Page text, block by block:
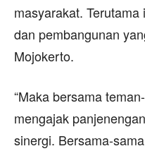
masyarakat.
dan pembangunan
Mojokerto.
“Maka bersama
mengajak
sinergi. Bersama-